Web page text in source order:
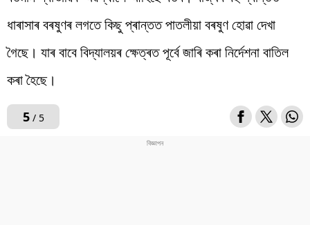
ধাৰাসাৰ বৰষুণৰ লগতে কিছু প্ৰান্তত পাতলীয়া বৰষুণ হোৱা দেখা
গৈছে। যাৰ বাবে বিদ্যালয়ৰ ক্ষেত্ৰত পূৰ্বে জাৰি কৰা নিৰ্দেশনা বাতিল
কৰা হৈছে।
5/ 5